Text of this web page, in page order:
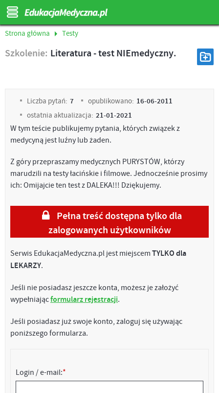
Strona główna Testy
Szkolenie: Literatura - test NIEmedyczny.
Liczba pytań: 7 opublikowano: 16-06-2011
ostatnia aktualizacja: 21-01-2021
W tym teście publikujemy pytania, których związek z
medycyną jest luźny lub żaden.
Z góry przepraszamy medycznych PURYSTÓW, którzy
marudzili na testy łacińskie i filmowe. Jednocześnie prosimy
ich: Omijajcie ten test z DALEKA!!! Dziękujemy.
Pełna treść dostępna tylko dla
zalogowanych użytkowników
Serwis EdukacjaMedyczna.pl jest miejscem TYLKO dla
LEKARZY.
Jeśli nie posiadasz jeszcze konta, możesz je założyć
wypełniającformularz rejestracji.
Jeśli posiadasz już swoje konto, zaloguj się używając
poniższego formularza.
Login / e-mail:*